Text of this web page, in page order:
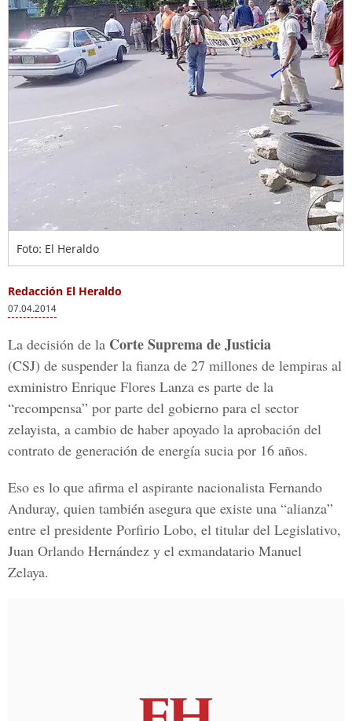
Foto: El Heraldo
Redacción El Heraldo
07.04.2014
La decisión de la Corte Suprema de Justicia
(CSJ) de suspender la fianza de 27 millones de lempiras al
exministro Enrique Flores Lanza es parte de la
“recompensa” por parte del gobierno para el sector
zelayista, a cambio de haber apoyado la aprobación del
contrato de generación de energía sucia por 16 años.
Eso es lo que afirma el aspirante nacionalista Fernando
Anduray, quien también asegura que existe una “alianza”
entre el presidente Porfirio Lobo, el titular del Legislativo,
Juan Orlando Hernández y el exmandatario Manuel
Zelaya.